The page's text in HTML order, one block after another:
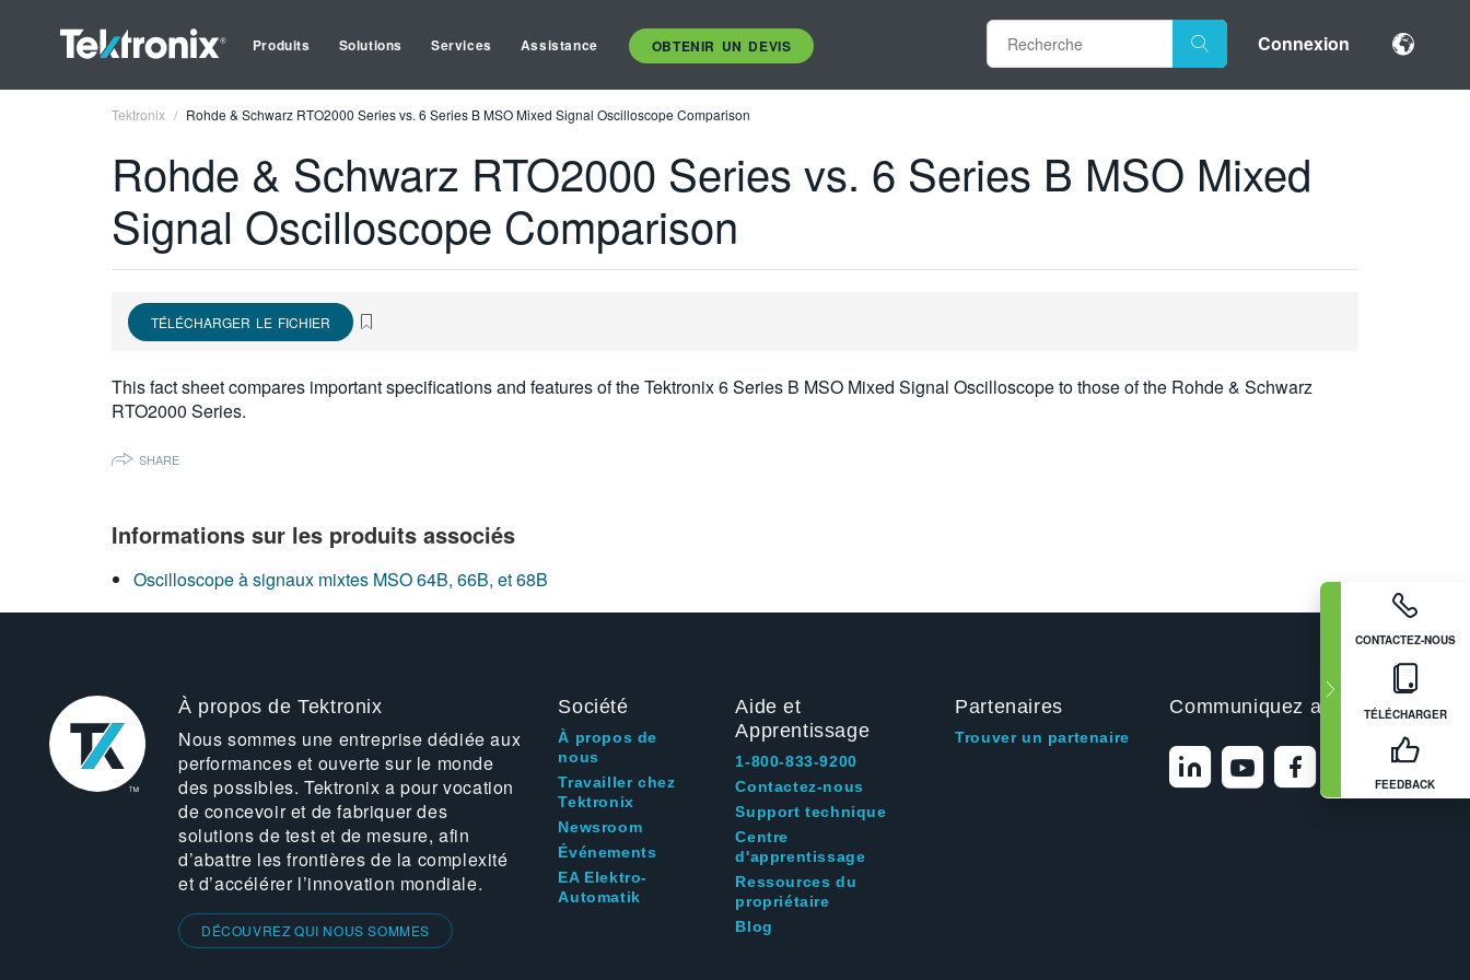
Produits Solutions Services Assistance OBTENIR UN DEVIS Connexion
CONTACTEZ-NOUS
TÉLÉCHARGER
FEEDBACK
Tektronix Rohde & Schwarz RTO2000 Series vs. 6 Series B MSO Mixed Signal Oscilloscope Comparison
Rohde & Schwarz RTO2000 Series vs. 6 Series B MSO Mixed
Signal Oscilloscope Comparison
TÉLÉCHARGER LE FICHIER
This fact sheet compares important specifications and features of the Tektronix 6 Series B MSO Mixed Signal Oscilloscope to those of the Rohde & Schwarz
RTO2000 Series.
SHARE
Informations sur les produits associés
Oscilloscope à signaux mixtes MSO 64B, 66B, et 68B
À propos de Tektronix
Nous sommes une entreprise dédiée aux
performances et ouverte sur le monde
des possibles. Tektronix a pour vocation
de concevoir et de fabriquer des
solutions de test et de mesure, afin
d’abattre les frontières de la complexité
et d’accélérer l’innovation mondiale.
DÉCOUVREZ QUI NOUS SOMMES
Société
À propos de
nous
Travailler chez
Tektronix
Newsroom
Événements
EA Elektro-
Automatik
Aide et
Apprentissage
1-800-833-9200
Contactez-nous
Support technique
Centre
d'apprentissage
Ressources du
propriétaire
Blog
Partenaires
Trouver un partenaire
Communiquez avec nous